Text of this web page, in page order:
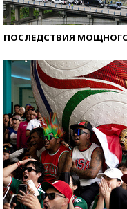
ПОСЛЕДСТВИЯ